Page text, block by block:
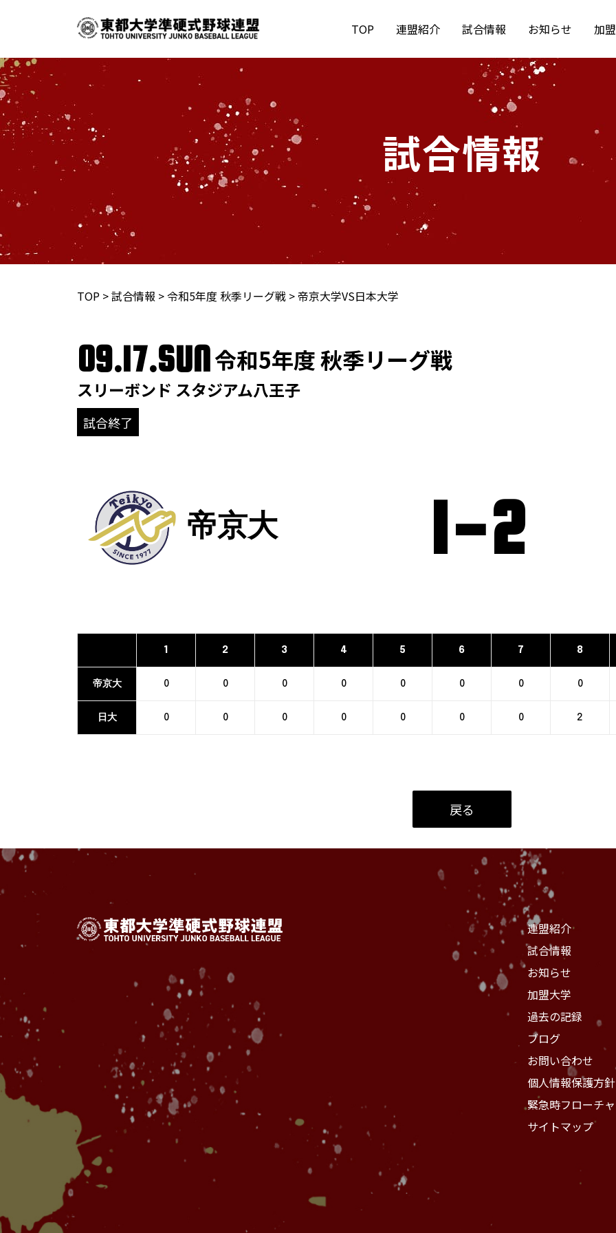
を
ス
キ
ッ
プ
TOP 連盟紹介 試合情報 お知らせ 加
試合情報
TOP >試合情報 >令和5年度 秋季リーグ戦 > 帝京大学VS日本大学
09.17.SUN令和5年度 秋季リーグ戦
スリーボンド スタジアム八王子
試合終了
帝京大 1-2
1 2 3 4 5 6 7 8
帝京大 0 0 0 0 0 0 0 0
日大 0 0 0 0 0 0 0 2
戻る
連盟紹介
試合情報
お知らせ
加盟大学
過去の記録
ブログ
お問い合わせ
個人情報保護方針
緊急時フローチ
サイトマップ